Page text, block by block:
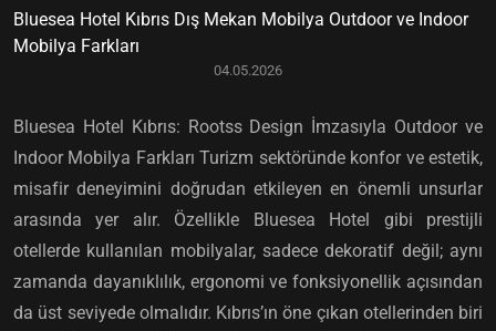
Bluesea Hotel Kıbrıs Dış Mekan Mobilya Outdoor ve Indoor
Mobilya Farkları
04.05.2026
Bluesea Hotel Kıbrıs: Rootss Design İmzasıyla Outdoor ve
Indoor Mobilya Farkları Turizm sektöründe konfor ve estetik,
misafir deneyimini doğrudan etkileyen en önemli unsurlar
arasında yer alır. Özellikle Bluesea Hotel gibi prestijli
otellerde kullanılan mobilyalar, sadece dekoratif değil; aynı
zamanda dayanıklılık, ergonomi ve fonksiyonellik açısından
da üst seviyede olmalıdır. Kıbrıs’ın öne çıkan otellerinden biri